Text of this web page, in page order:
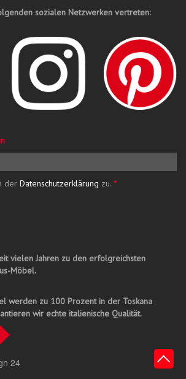
sozialen Netzwerken vertreten:
der Datenschutzerklärung zu. *
vielen Jahren zu den erfolgreichsten
Möbel.
werden zu 100 Prozent in der Toskana
wir echte italienische Qualität.
24